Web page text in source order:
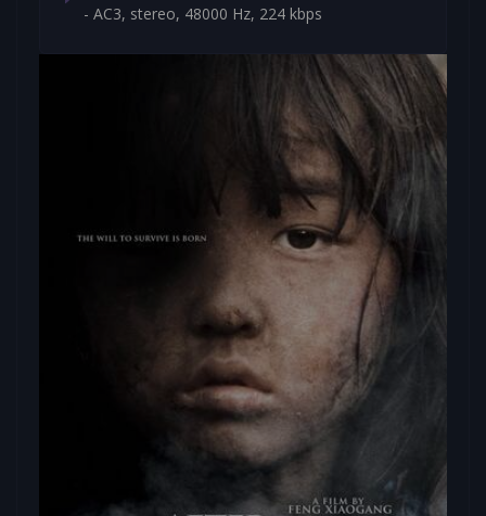
- AC3, stereo, 48000 Hz, 224 kbps